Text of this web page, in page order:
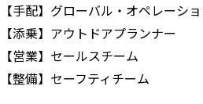
【手配】グローバル・オペレーシ
【添乗】アウトドアプランナー
【営業】セールスチーム
【整備】セーフティチーム